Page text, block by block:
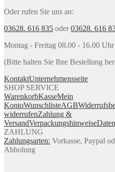
Oder rufen Sie uns an:
03628. 616 835 oder03628. 616
Montag - Freitag 08.00 - 16.00 Uhr
(Bitte halten Sie Ihre Bestellung
KontaktUnternehmensseite
SHOP SERVICE
WarenkorbKasseMein
KontoWunschlisteAGB
widerrufenZahlung &
VersandVerpackungshinweise
ZAHLUNG
Zahlungsarten: Vorkasse, Paypal
Abholung